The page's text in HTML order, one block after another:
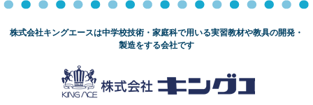
株式会社キングエースは中学校技術・家庭科で用いる実習教材や教具の開発・
製造をする会社です